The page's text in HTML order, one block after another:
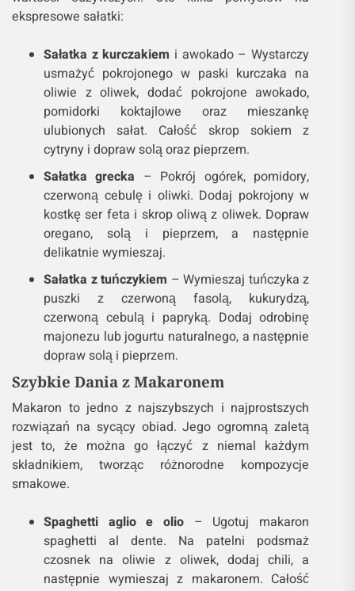
ekspresowe sałatki:
Sałatka z kurczakiem i awokado – Wystarczy
usmażyć pokrojonego w paski kurczaka na
oliwie z oliwek, dodać pokrojone awokado,
pomidorki koktajlowe oraz mieszankę
ulubionych sałat. Całość skrop sokiem z
cytryny i dopraw solą oraz pieprzem.
Sałatka grecka – Pokrój ogórek, pomidory,
czerwoną cebulę i oliwki. Dodaj pokrojony w
kostkę ser feta i skrop oliwą z oliwek. Dopraw
oregano, solą i pieprzem, a następnie
delikatnie wymieszaj.
Sałatka z tuńczykiem – Wymieszaj tuńczyka z
puszki z czerwoną fasolą, kukurydzą,
czerwoną cebulą i papryką. Dodaj odrobinę
majonezu lub jogurtu naturalnego, a następnie
dopraw solą i pieprzem.
Szybkie Dania z Makaronem
Makaron to jedno z najszybszych i najprostszych
rozwiązań na sycący obiad. Jego ogromną zaletą
jest to, że można go łączyć z niemal każdym
składnikiem, tworząc różnorodne kompozycje
smakowe.
Spaghetti aglio e olio – Ugotuj makaron
spaghetti al dente. Na patelni podsmaż
czosnek na oliwie z oliwek, dodaj chili, a
następnie wymieszaj z makaronem. Całość